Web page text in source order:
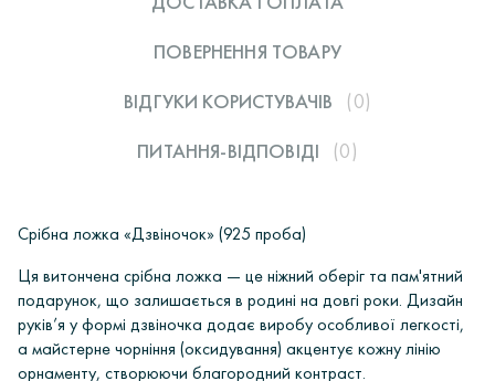
ПОВЕРНЕННЯ ТОВАРУ
ВІДГУКИ КОРИСТУВАЧIВ
(0)
ПИТАННЯ-ВІДПОВІДІ
(0)
Срібна ложка «Дзвіночок» (925 проба)
Ця витончена срібна ложка — це ніжний оберіг та пам'ятний
подарунок, що залишається в родині на довгі роки. Дизайн
руків’я у формі дзвіночка додає виробу особливої легкості,
а майстерне чорніння (оксидування) акцентує кожну лінію
орнаменту, створюючи благородний контраст.